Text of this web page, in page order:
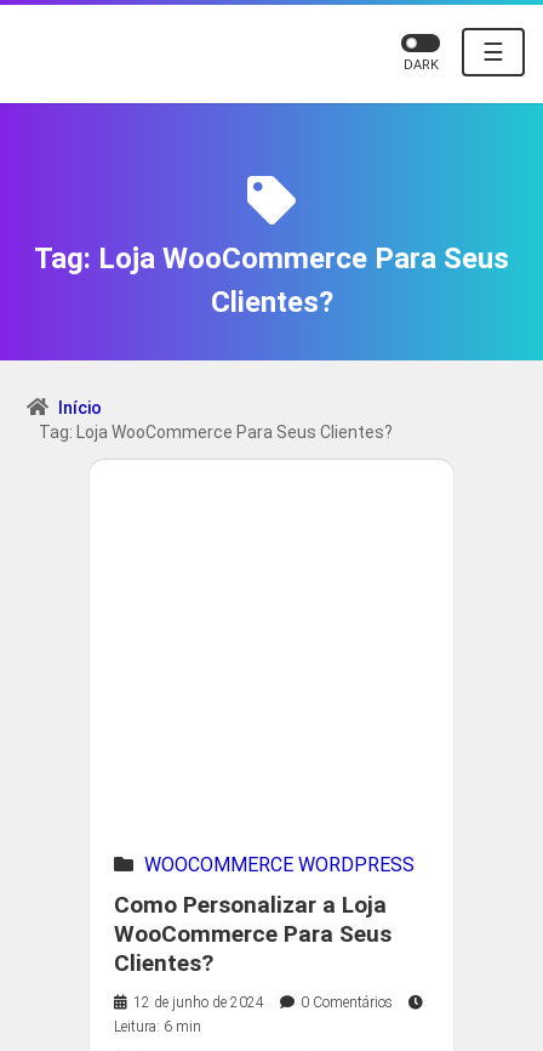
☰
DARK
Tag: Loja WooCommerce Para Seus
Clientes?
Início
Tag: Loja WooCommerce Para Seus Clientes?
WOOCOMMERCE WORDPRESS
Como Personalizar a Loja
WooCommerce Para Seus
Clientes?
12 de junho de 2024
0 Comentários
Leitura: 6 min